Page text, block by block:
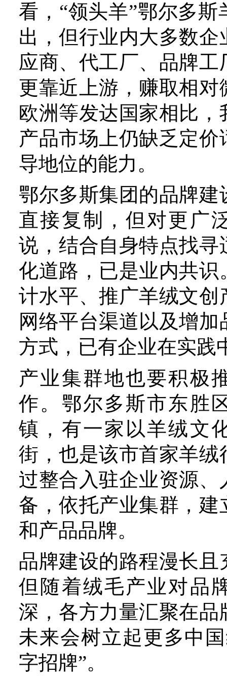
街，也是该市首家羊绒行
过整合入驻企业资源、人
备，依托产业集群，建立
和产品品牌。
品牌建设的路程漫长且充
但随着绒毛产业对品牌的
深，各方力量汇聚在品牌
未来会树立起更多中国绒
字招牌”。
绿色智造引领潮流
位于鄂尔多斯市东胜区罕
斯集团针织二厂车间里，
机正在自动运转，生产线
产实现了自动化，员工收
提高；在邻近的针织一厂
的应用实现了纺织生产的
北京服装学院材料设计与
王越平认为，企业要注重
的自动化、数据化与智能
可持续发展的服装、时尚
加大毛绒时尚产品的开发
加值。
同时，羊绒的可持续性和
一直是时尚前沿消费者关
题。
2024年4月，鄂尔多斯集
际纺织及皮革生态学研究
（“OEKO-TEX”）的生态
至此，该集团已连续24年